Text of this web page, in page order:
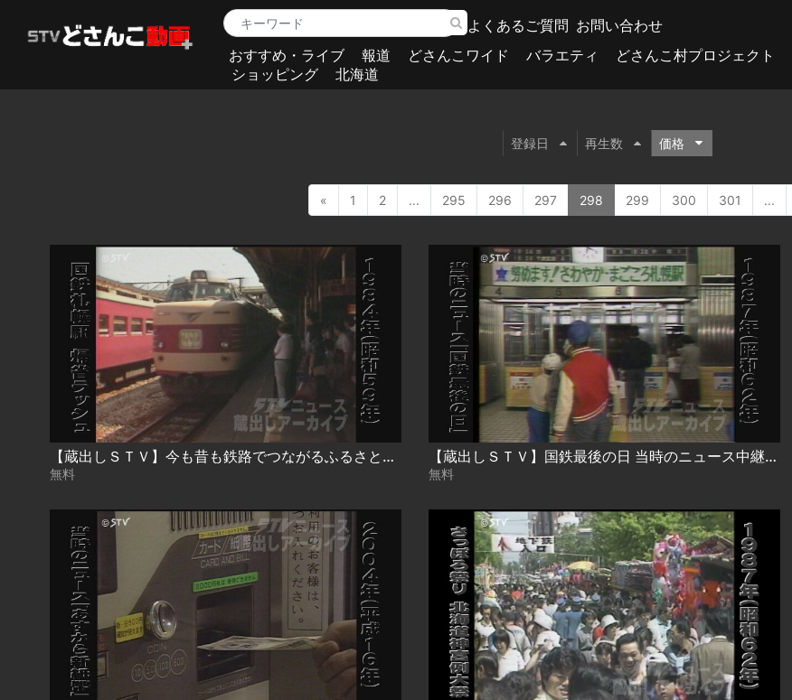
よくあるご質問 お問い合わせ
おすすめ・ライブ 報道 どさんこワイド バラエティ どさんこ村プロジェクト
ショッピング
北海道
登録日 再生数 価格
« 1 2 ... 295 296 297 298 299 300 301 ...
【蔵出しＳＴＶ】今も昔も鉄路でつながるふるさと…１９８４年国鉄札幌駅の帰省ラッシュ
無料
【蔵出しＳＴＶ】国鉄最後の日 当時のニュース中継映像で振り返る
無料